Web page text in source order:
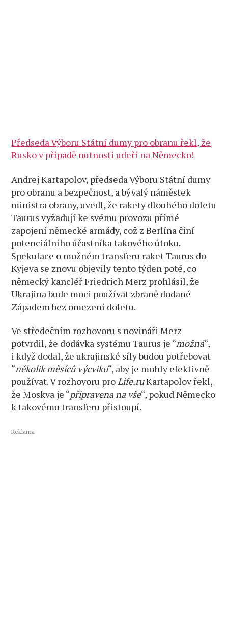
Předseda Výboru Státní dumy pro obranu řekl, že
Rusko v případě nutnosti udeří na Německo!
Andrej Kartapolov, předseda Výboru Státní dumy
pro obranu a bezpečnost, a bývalý náměstek
ministra obrany, uvedl, že rakety dlouhého doletu
Taurus vyžadují ke svému provozu přímé
zapojení německé armády, což z Berlína činí
potenciálního účastníka takového útoku.
Spekulace o možném transferu raket Taurus do
Kyjeva se znovu objevily tento týden poté, co
německý kancléř Friedrich Merz prohlásil, že
Ukrajina bude moci používat zbraně dodané
Západem bez omezení doletu.
Ve středečním rozhovoru s novináři Merz
potvrdil, že dodávka systému Taurus je “možná“,
i když dodal, že ukrajinské síly budou potřebovat
“několik měsíců výcviku“, aby je mohly efektivně
používat. V rozhovoru proLife.ruKartapolov řekl,
že Moskva je “připravena na vše“, pokud Německo
k takovému transferu přistoupí.
Reklama